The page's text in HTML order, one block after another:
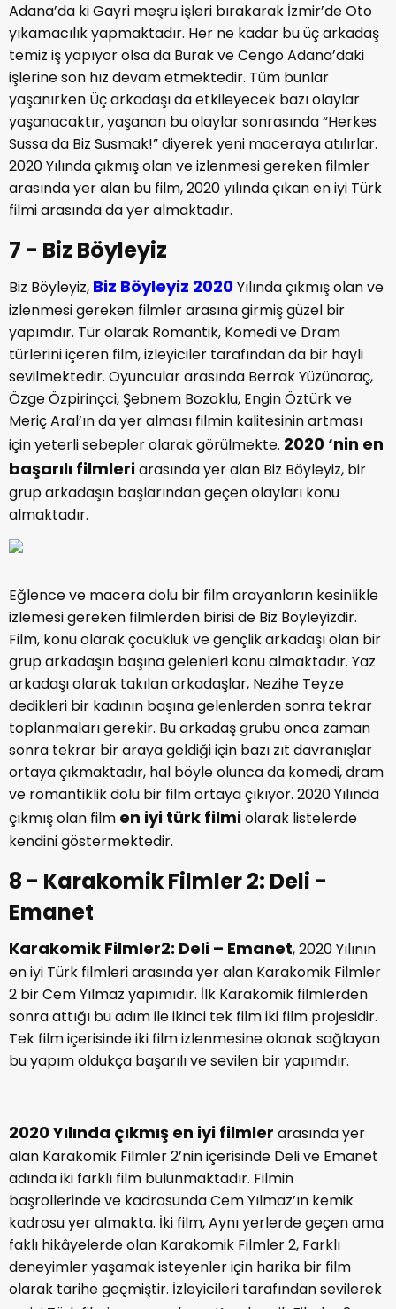
Adana’da ki Gayri meşru işleri bırakarak İzmir’de Oto
yıkamacılık yapmaktadır. Her ne kadar bu üç arkadaş
temiz iş yapıyor olsa da Burak ve Cengo Adana’daki
işlerine son hız devam etmektedir. Tüm bunlar
yaşanırken Üç arkadaşı da etkileyecek bazı olaylar
yaşanacaktır, yaşanan bu olaylar sonrasında “Herkes
Sussa da Biz Susmak!” diyerek yeni maceraya atılırlar.
2020 Yılında çıkmış olan ve izlenmesi gereken filmler
arasında yer alan bu film, 2020 yılında çıkan en iyi Türk
filmi arasında da yer almaktadır.
7 - Biz Böyleyiz
Biz Böyleyiz, Biz Böyleyiz 2020Yılında çıkmış olan ve
izlenmesi gereken filmler arasına girmiş güzel bir
yapımdır. Tür olarak Romantik, Komedi ve Dram
türlerini içeren film, izleyiciler tarafından da bir hayli
sevilmektedir. Oyuncular arasında Berrak Yüzünaraç,
Özge Özpirinçci, Şebnem Bozoklu, Engin Öztürk ve
Meriç Aral’ın da yer alması filmin kalitesinin artması
için yeterli sebepler olarak görülmekte. 2020 ‘nin en
başarılı filmleriarasında yer alan Biz Böyleyiz, bir
grup arkadaşın başlarından geçen olayları konu
almaktadır.
Eğlence ve macera dolu bir film arayanların kesinlikle
izlemesi gereken filmlerden birisi de Biz Böyleyizdir.
Film, konu olarak çocukluk ve gençlik arkadaşı olan bir
grup arkadaşın başına gelenleri konu almaktadır. Yaz
arkadaşı olarak takılan arkadaşlar, Nezihe Teyze
dedikleri bir kadının başına gelenlerden sonra tekrar
toplanmaları gerekir. Bu arkadaş grubu onca zaman
sonra tekrar bir araya geldiği için bazı zıt davranışlar
ortaya çıkmaktadır, hal böyle olunca da komedi, dram
ve romantiklik dolu bir film ortaya çıkıyor. 2020 Yılında
çıkmış olan film en iyi türk filmiolarak listelerde
kendini göstermektedir.
8 - Karakomik Filmler 2: Deli -
Emanet
Karakomik Filmler2: Deli – Emanet, 2020 Yılının
en iyi Türk filmleri arasında yer alan Karakomik Filmler
2 bir Cem Yılmaz yapımıdır. İlk Karakomik filmlerden
sonra attığı bu adım ile ikinci tek film iki film projesidir.
Tek film içerisinde iki film izlenmesine olanak sağlayan
bu yapım oldukça başarılı ve sevilen bir yapımdır.
2020 Yılında çıkmış en iyi filmler arasında yer
alan Karakomik Filmler 2’nin içerisinde Deli ve Emanet
adında iki farklı film bulunmaktadır. Filmin
başrollerinde ve kadrosunda Cem Yılmaz’ın kemik
kadrosu yer almakta. İki film, Aynı yerlerde geçen ama
faklı hikâyelerde olan Karakomik Filmler 2, Farklı
deneyimler yaşamak isteyenler için harika bir film
olarak tarihe geçmiştir. İzleyicileri tarafından sevilerek